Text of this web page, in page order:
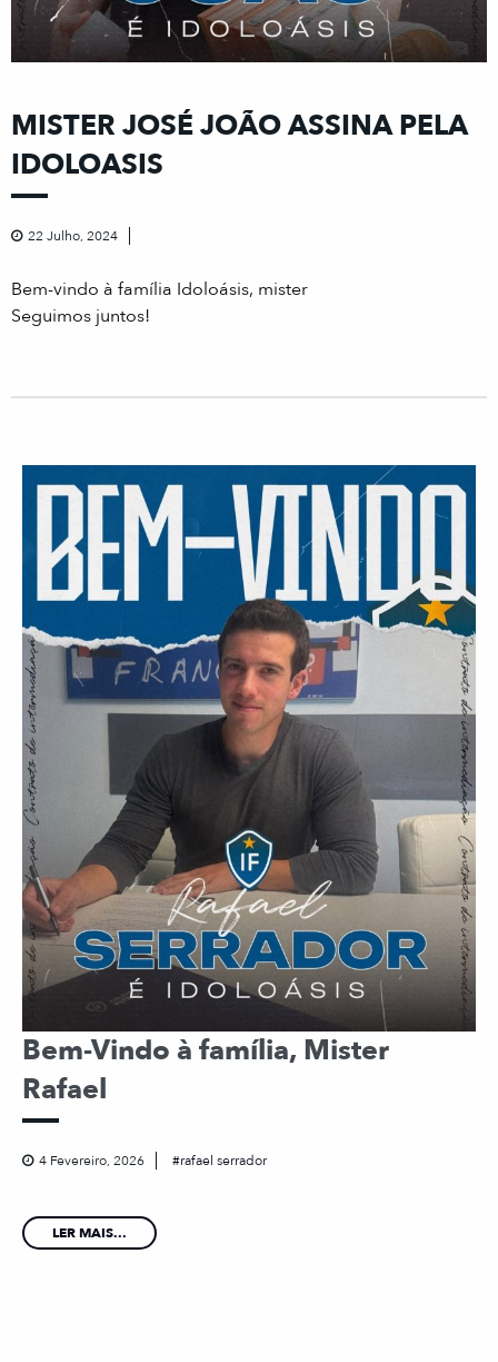
MISTER JOSÉ JOÃO ASSINA PELA
IDOLOASIS
22 Julho, 2024
Bem-vindo à família Idoloásis, mister
Seguimos juntos!
Bem-Vindo à família, Mister
Rafael
4 Fevereiro, 2026 rafael serrador
LER MAIS...